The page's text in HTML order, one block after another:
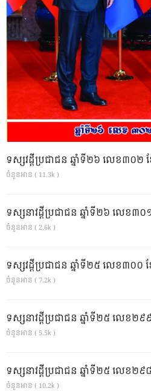
ទស្សវដ្តីប្រជាជន ឆ្នាំទី២៦ លេខ៣០២
ចំនួនអាន ( 11.3k )
ទស្សនាវដ្ដីប្រជាជន ឆ្នាំទី២៦ លេខ៣
ចំនួនអាន ( 2.6k )
ទស្សវដ្តីប្រជាជន ឆ្នាំទី២៥ លេខ៣០០
ចំនួនអាន ( 7.2k )
ទស្សនាវដ្ដីប្រជាជន ឆ្នាំទី២៥ លេខ២៩
ចំនួនអាន ( 5.5k )
ទស្សនាវដ្ដីប្រជាជន ឆ្នាំទី២៥ លេខ២៩
ចំនួនអាន ( 10.2k )